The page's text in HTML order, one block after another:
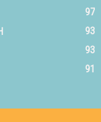
97
93
93
91